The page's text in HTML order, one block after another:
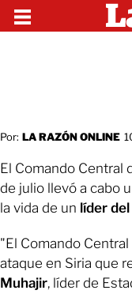
Por: LA RAZÓN ONLINE
El Comando Central
de julio llevó a cabo
la vida de un líder
"El Comando
ataque en Siria que
Muhajir, líder de